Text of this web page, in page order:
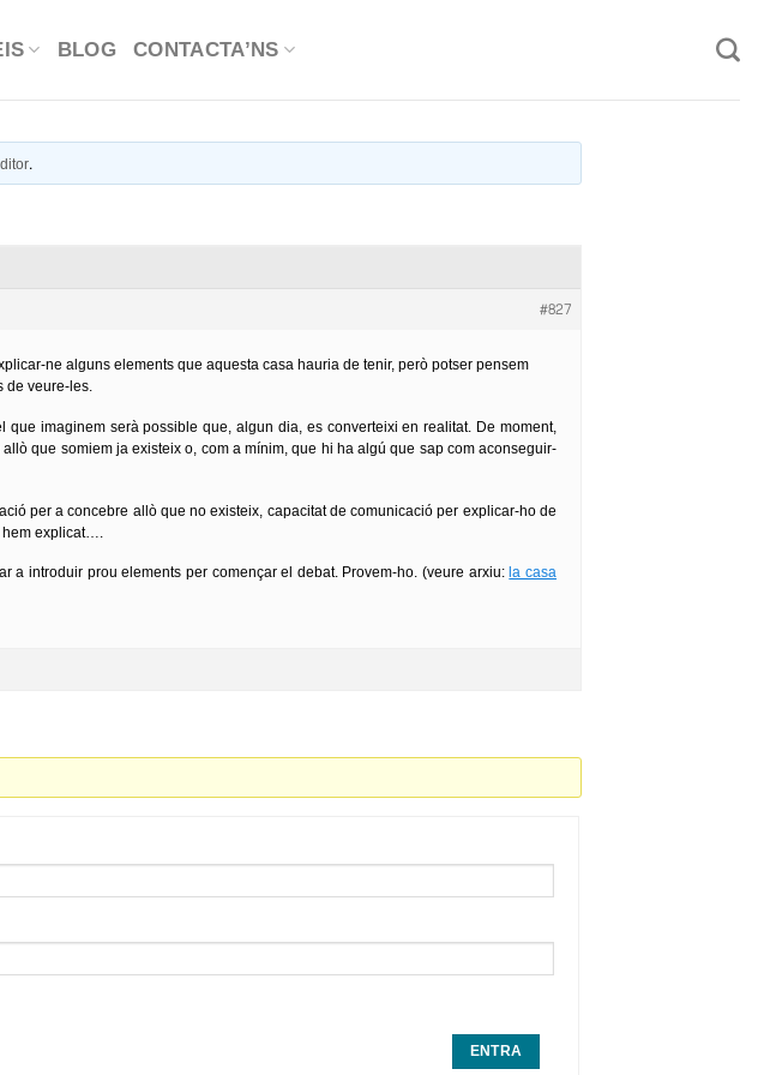
BLOG CONTACTA’NS
.
#827
ne alguns elements que aquesta casa hauria de tenir, però potser pensem
de veure-les.
imaginem serà possible que, algun dia, es converteixi en realitat. De moment,
que somiem ja existeix o, com a mínim, que hi ha algú que sap com aconseguir-
per a concebre allò que no existeix, capacitat de comunicació per explicar-ho de
explicat….
a introduir prou elements per començar el debat. Provem-ho. (veure arxiu: la casa
ENTRA